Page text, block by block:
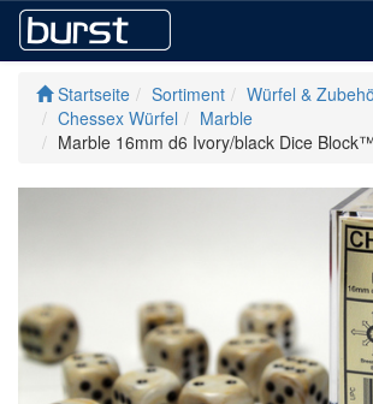
Startseite
Sortiment
Würfel &
Chessex Würfel
Marble
Marble 16mm d6 Ivory/black Dice